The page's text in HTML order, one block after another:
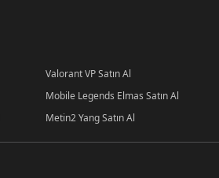
Valorant VP Satın Al
Mobile Legends Elmas Satın Al
Metin2 Yang Satın Al